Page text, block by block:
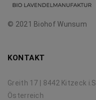
© 2021 Biohof Wunsum
KONTAKT
Greith 17 | 8442 Kitzeck i.S.
Österreich